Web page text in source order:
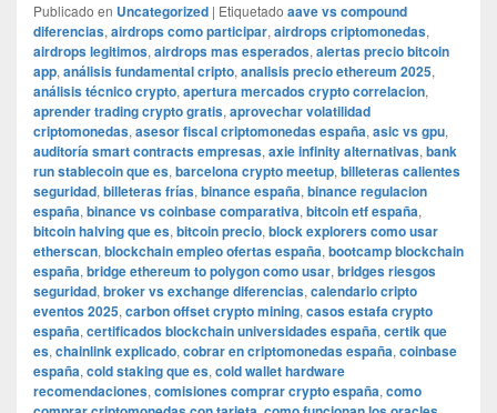
Publicado en Uncategorized | Etiquetado aave vs compound
diferencias, airdrops como participar, airdrops criptomonedas,
airdrops legitimos, airdrops mas esperados, alertas precio bitcoin
app, análisis fundamental cripto, analisis precio ethereum 2025,
análisis técnico crypto, apertura mercados crypto correlacion,
aprender trading crypto gratis, aprovechar volatilidad
criptomonedas, asesor fiscal criptomonedas españa, asic vs gpu,
auditoría smart contracts empresas, axie infinity alternativas, bank
run stablecoin que es, barcelona crypto meetup, billeteras calientes
seguridad, billeteras frías, binance españa, binance regulacion
españa, binance vs coinbase comparativa, bitcoin etf españa,
bitcoin halving que es, bitcoin precio, block explorers como usar
etherscan, blockchain empleo ofertas españa, bootcamp blockchain
españa, bridge ethereum to polygon como usar, bridges riesgos
seguridad, broker vs exchange diferencias, calendario cripto
eventos 2025, carbon offset crypto mining, casos estafa crypto
españa, certificados blockchain universidades españa, certik que
es, chainlink explicado, cobrar en criptomonedas españa, coinbase
españa, cold staking que es, cold wallet hardware
recomendaciones, comisiones comprar crypto españa, como